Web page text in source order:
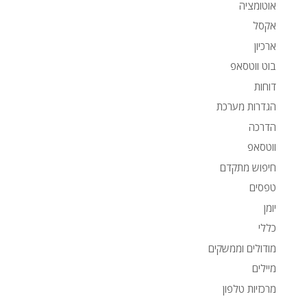
אוטומציה
אקסל
ארכיון
בוט ווטסאפ
דוחות
הגדרות מערכת
הדרכה
ווטסאפ
חיפוש מתקדם
טפסים
יומן
כללי
מודולים וממשקים
מיילים
מרכזיות טלפון